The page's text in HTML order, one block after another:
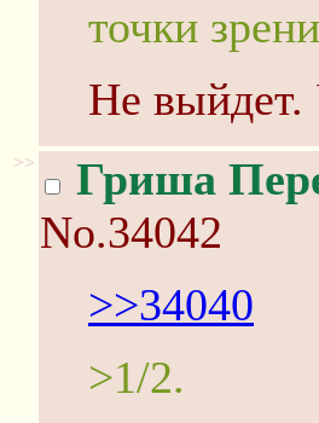
точки
Не
>> Гриша
No.34042
>>34040
>1/2.